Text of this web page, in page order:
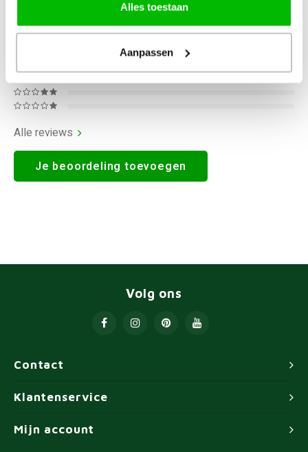
Alles toestaan
Aanpassen
0Reviews
Alle reviews
Je beoordeling toevoegen
Contact
Volg ons
Klantenservice
Mijn account